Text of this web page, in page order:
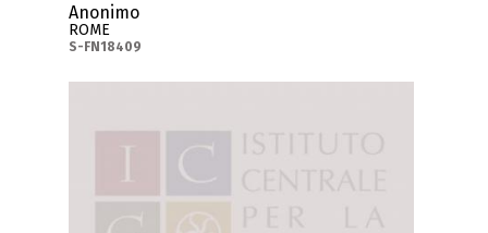
Anonimo
ROME
S-FN18409